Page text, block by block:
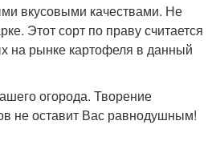
вкусовыми качествами. Не
Этот сорт по праву считается
на рынке картофеля в данный
огорода. Творение
не оставит Вас равнодушным!